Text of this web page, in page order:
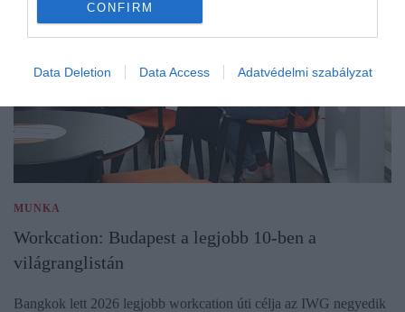
CONFIRM
Data Deletion Data Access Adatvédelmi szabályzat
MUNKA
Workcation: Budapest a legjobb 10-ben a
világranglistán
Bangkok lett 2026 legjobb workcation úti célja az IWG negyedik